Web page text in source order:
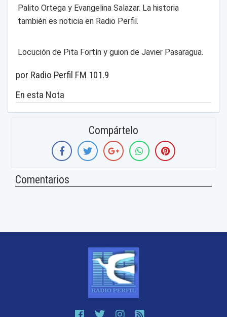
Palito Ortega y Evangelina Salazar. La historia
también es noticia en Radio Perfil.
Locución de Pita Fortín y guion de Javier Pasaragua.
por Radio Perfil FM 101.9
En esta Nota
Compártelo
Comentarios